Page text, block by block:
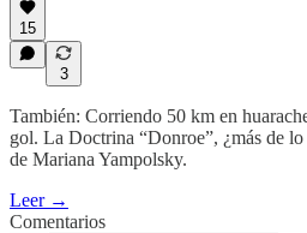
15
3
También: Corriendo 50 km en
gol. La Doctrina “Donroe”, ¿más de
de Mariana Yampolsky.
Leer →
Comentarios